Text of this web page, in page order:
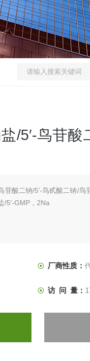
/5′-鸟苷酸
苷酸二钠/5'-鸟甙酸二钠/
/5′-GMP，2Na
厂商性质：
访 问 量：